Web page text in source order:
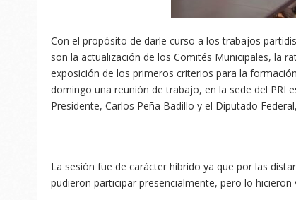
Con el propósito de darle curso a los trabajos
son la actualización de los Comités Municipales, la
exposición de los primeros criterios para la
domingo una reunión de trabajo, en la sede del PRI
Presidente, Carlos Peña Badillo y el Diputado
La sesión fue de carácter híbrido ya que por las
pudieron participar presencialmente, pero lo hicieron